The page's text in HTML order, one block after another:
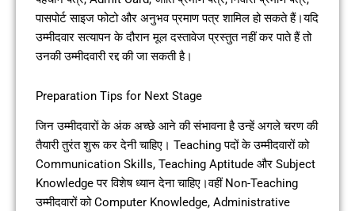
पासपोर्ट साइज फोटो और अनुभव प्रमाण पत्र शामिल हो सकते हैं।यदि
उम्मीदवार सत्यापन के दौरान मूल दस्तावेज प्रस्तुत नहीं कर पाते हैं तो
उनकी उम्मीदवारी रद्द की जा सकती है।
Preparation Tips for Next Stage
जिन उम्मीदवारों के अंक अच्छे आने की संभावना है उन्हें अगले चरण की
तैयारी तुरंत शुरू कर देनी चाहिए। Teaching पदों के उम्मीदवारों को
Communication Skills, Teaching Aptitude और Subject
Knowledge पर विशेष ध्यान देना चाहिए।वहीं Non-Teaching
उम्मीदवारों को Computer Knowledge, Administrative